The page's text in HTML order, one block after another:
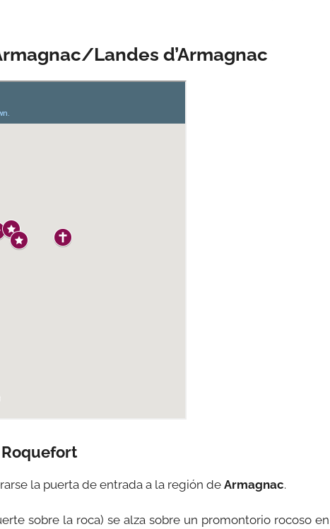
Landes d’Armagnac
Roquefort
la puerta de entrada a la región de Armagnac.
sobre la roca) se alza sobre un promontorio rocoso en